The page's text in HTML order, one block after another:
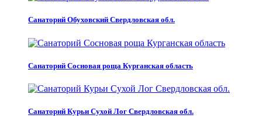
Санаторий Обуховский Свердловская обл.
Санаторий Сосновая роща Курганская область
Санаторий Курьи Сухой Лог Свердловская обл.